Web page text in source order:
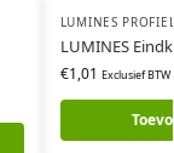
LUMINES
LUMINES
€1,01 Exclusief BTW